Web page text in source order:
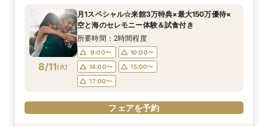
8/10(月)
メージを膨らませる全館見学ツアー☆
所要時間：2時間程度
14:00〜
15:00〜
16:00〜
フェアを予約
8/11(火)
月1スペシャル☆来館3万特典×最大150万優待×
空と海のセレモニー体験＆試食付き
所要時間：2時間程度
9:00〜
10:00〜
14:00〜
15:00〜
17:00〜
フェアを予約